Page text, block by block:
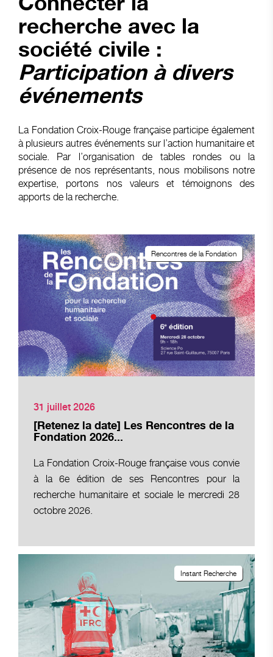
Connecter la
recherche avec la
société civile :
Participation à divers
événements
La Fondation Croix-Rouge française participe également
à plusieurs autres événements sur l’action humanitaire et
sociale. Par l’organisation de tables rondes ou la
présence de nos représentants, nous mobilisons notre
expertise, portons nos valeurs et témoignons des
apports de la recherche.
31 juillet 2026
[Retenez la date] Les Rencontres de la
Fondation 2026...
Rencontres de la Fondation
La Fondation Croix-Rouge française vous convie
à la 6e édition de ses Rencontres pour la
recherche humanitaire et sociale le mercredi 28
octobre 2026.
Instant Recherche